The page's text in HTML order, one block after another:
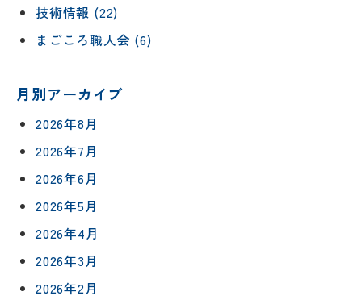
技術情報 (22)
まごころ職人会 (6)
月別アーカイブ
2026年8月
2026年7月
2026年6月
2026年5月
2026年4月
2026年3月
2026年2月